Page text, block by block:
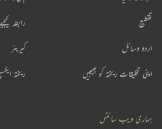
تقطیع
اردو وسائل
اپنی تخلیقات ریختہ کو بھیجیں
رابطہ کیجیے
کیریئر
ریختہ
ہماری ویب سائٹس